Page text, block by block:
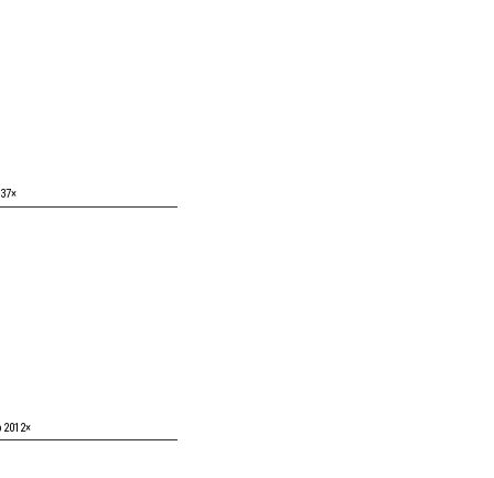
2012×